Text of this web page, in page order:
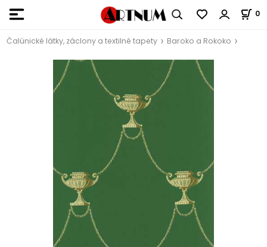
0
Čalúnické látky, záclony a textilné tapety Baroko a Rokoko